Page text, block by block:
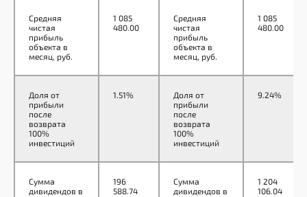
Средняя
чистая
прибыль
объекта в
месяц, руб.
1 085
480.00
Средняя
чистая
прибыль
объекта в
месяц, руб.
1 085
480.00
Доля от
прибыли
после
возврата
100%
инвестиций
1.51%
Доля от
прибыли
после
возврата
100%
инвестиций
9.24%
Сумма
дивидендов в
196
588.74
Сумма
дивидендов в
1 204
106.04
процессов, а также сбора
клиентов и дальнейших
взаимодействий
Система видеонаблюдения
записи видео до 2-х недель
Процессы приёма платежей
и запись на услуги полностью
автоматизированы